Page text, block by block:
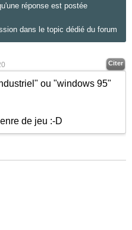
réponse est postée
dans le topic dédié du forum
Citer
ou "windows 95"
de jeu :-D